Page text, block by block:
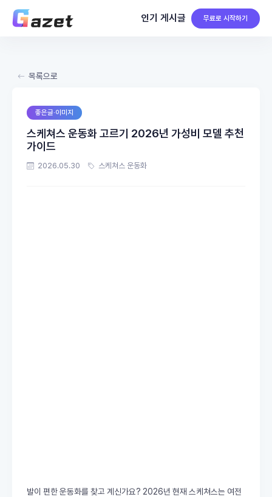
인기 게시글 무료로 시작하기
목록으로
좋은글·이미지
스케쳐스 운동화 고르기 2026년 가성비 모델 추천
가이드
2026.05.30 스케쳐스 운동화
발이 편한 운동화를 찾고 계신가요? 2026년 현재 스케쳐스는 여전